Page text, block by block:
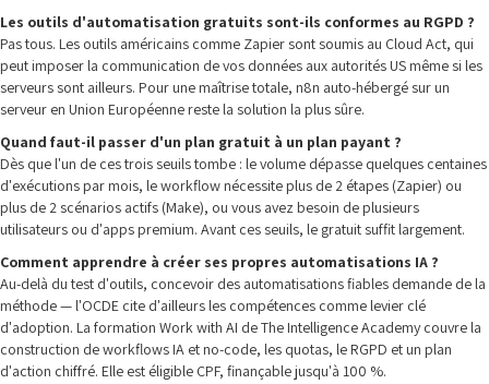
Les outils d'automatisation gratuits sont-ils conformes au RGPD ?
Pas tous. Les outils américains comme Zapier sont soumis au Cloud Act, qui
peut imposer la communication de vos données aux autorités US même si les
serveurs sont ailleurs. Pour une maîtrise totale, n8n auto-hébergé sur un
serveur en Union Européenne reste la solution la plus sûre.
Quand faut-il passer d'un plan gratuit à un plan payant ?
Dès que l'un de ces trois seuils tombe : le volume dépasse quelques centaines
d'exécutions par mois, le workflow nécessite plus de 2 étapes (Zapier) ou
plus de 2 scénarios actifs (Make), ou vous avez besoin de plusieurs
utilisateurs ou d'apps premium. Avant ces seuils, le gratuit suffit largement.
Comment apprendre à créer ses propres automatisations IA ?
Au-delà du test d'outils, concevoir des automatisations fiables demande de la
méthode — l'OCDE cite d'ailleurs les compétences comme levier clé
d'adoption. La formation Work with AI de The Intelligence Academy couvre la
construction de workflows IA et no-code, les quotas, le RGPD et un plan
d'action chiffré. Elle est éligible CPF, finançable jusqu'à 100 %.